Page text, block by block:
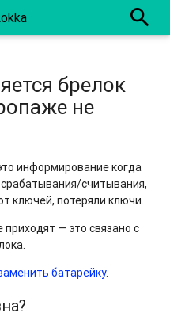
search
брелок
не
информирование когда
считывания,
ключей, потеряли ключи.
— это связано с
батарейку.